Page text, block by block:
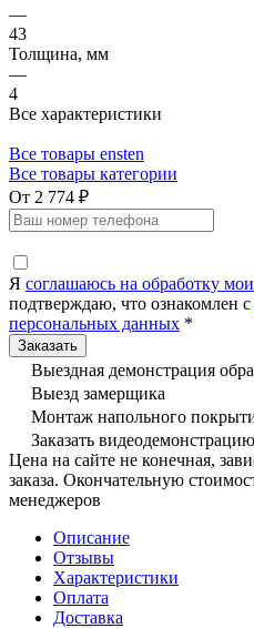
—
43
Толщина, мм
—
4
Все характеристики
Все товары ensten
Все товары категории
От 2 774 ₽
Я соглашаюсь на обработку
подтверждаю, что ознакомлен с
персональных данных *
Выездная демонстрация
Выезд замерщика
Монтаж напольного
Заказать видеодемонстрацию
Цена на сайте не конечная,
заказа. Окончательную
менеджеров
Описание
Отзывы
Характеристики
Оплата
Доставка